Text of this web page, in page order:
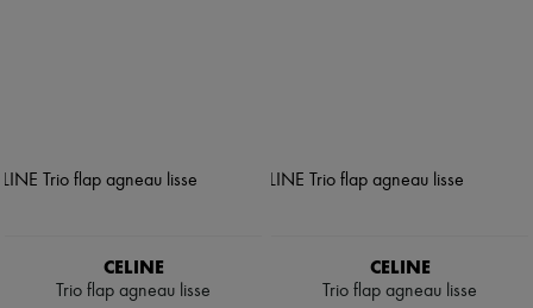
CELINE
Trio flap agneau lisse
CELINE
Trio flap agneau lisse